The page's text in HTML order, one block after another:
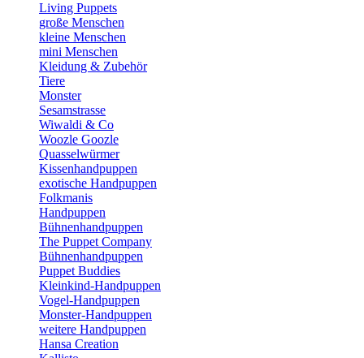
Living Puppets
große Menschen
kleine Menschen
mini Menschen
Kleidung & Zubehör
Tiere
Monster
Sesamstrasse
Wiwaldi & Co
Woozle Goozle
Quasselwürmer
Kissenhandpuppen
exotische Handpuppen
Folkmanis
Handpuppen
Bühnenhandpuppen
The Puppet Company
Bühnenhandpuppen
Puppet Buddies
Kleinkind-Handpuppen
Vogel-Handpuppen
Monster-Handpuppen
weitere Handpuppen
Hansa Creation